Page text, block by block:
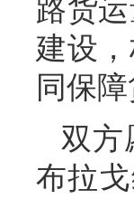
路货
建设
同保
双方
布拉